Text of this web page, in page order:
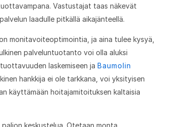
Vastustajat taas näkevät
laadulle pitkällä aikajänteellä.
monitavoiteoptimointia, ja aina tulee kysyä,
palveluntuotanto voi olla aluksi
laskemiseen ja Baumolin
hankkija ei ole tarkkana, voi yksityisen
käyttämään hoitajamitoituksen kaltaisia
keskustelua. Otetaan monta